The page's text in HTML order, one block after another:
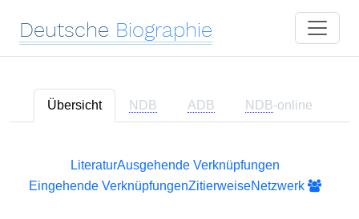
Deutsche Biographie
Übersicht NDB ADB NDB-online
LiteraturAusgehende Verknüpfungen
Eingehende VerknüpfungenZitierweiseNetzwerk